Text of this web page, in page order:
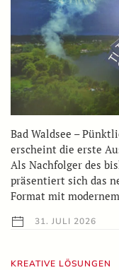
Bad Waldsee –
erscheint die erste
Als Nachfolger des
präsentiert sich das
Format mit
31. JULI 2026
KREATIVE LÖSUNGEN